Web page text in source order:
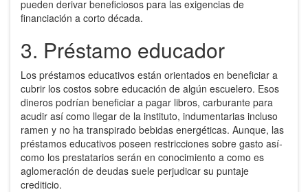
pueden derivar beneficiosos para las exigencias de
financiación a corto década.
3. Préstamo educador
Los préstamos educativos están orientados en beneficiar a
cubrir los costos sobre educación de algún escuelero. Esos
dineros podrían beneficiar a pagar libros, carburante para
acudir así­ como llegar de la instituto, indumentarias incluso
ramen y no ha transpirado bebidas energéticas. Aunque, las
préstamos educativos poseen restricciones sobre gasto así­
como los prestatarios serán en conocimiento a como es
aglomeración de deudas suele perjudicar su puntaje
crediticio.